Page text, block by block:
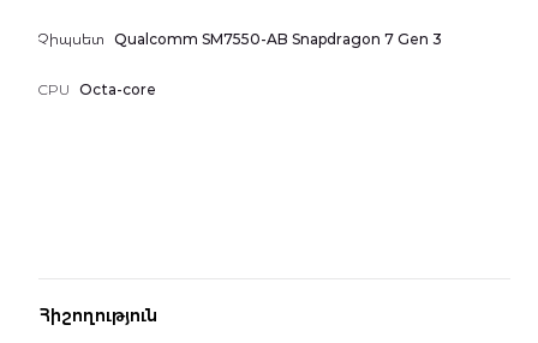
Չիպսետ Qualcomm SM7550-AB Snapdragon 7 Gen 3
CPU Octa-core
Հիշողություն